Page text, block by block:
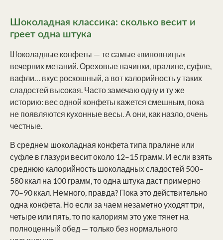
Шоколадная классика: сколько весит и
греет одна штука
Шоколадные конфеты — те самые «виновницы»
вечерних метаний. Ореховые начинки, пралине, суфле,
вафли… вкус роскошный, а вот калорийность у таких
сладостей высокая. Часто замечаю одну и ту же
историю: вес одной конфеты кажется смешным, пока
не появляются кухонные весы. А они, как назло, очень
честные.
В среднем шоколадная конфета типа пралине или
суфле в глазури весит около 12–15 грамм. И если взять
среднюю калорийность шоколадных сладостей 500–
580 ккал на 100 грамм, то одна штука даст примерно
70–90 ккал. Немного, правда? Пока это действительно
одна конфета. Но если за чаем незаметно уходят три,
четыре или пять, то по калориям это уже тянет на
полноценный обед — только без нормального